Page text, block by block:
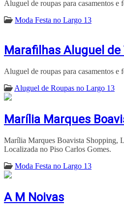
Aluguel de roupas para casamentos e
Moda Festa no Largo 13
Marafilhas Aluguel de
Aluguel de roupas para casamentos e
Aluguel de Roupas no Largo 13
Marília Marques
Marília Marques Boavista Shopping,
Localizada no Piso Carlos Gomes.
Moda Festa no Largo 13
A M Noivas